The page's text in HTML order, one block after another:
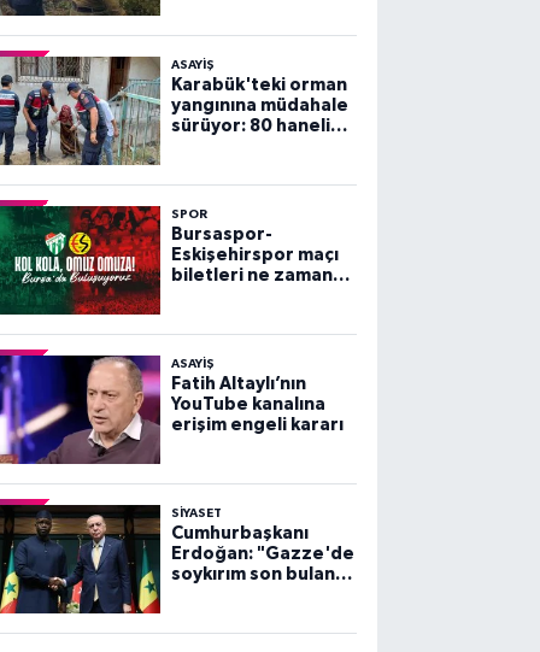
panik yaşadı
ASAYİŞ
Karabük'teki orman
yangınına müdahale
sürüyor: 80 haneli
SPOR
Bursaspor-
Eskişehirspor maçı
biletleri ne zaman
ASAYİŞ
Fatih Altaylı’nın
YouTube kanalına
erişim engeli kararı
SİYASET
Cumhurbaşkanı
Erdoğan: "Gazze'de
soykırım son bulana